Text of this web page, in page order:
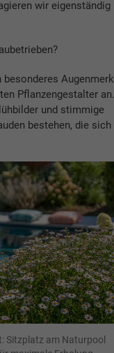
wir eigenständig
besonderes Augenmerk
Pflanzengestalter an.
und stimmige
bestehen, die sich
Sitzplatz am Naturpool